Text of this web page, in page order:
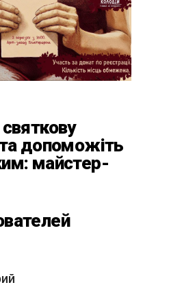
та допоможіть
майстер-